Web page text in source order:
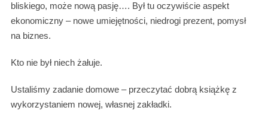
bliskiego, może nową pasję…. Był tu oczywiście aspekt
ekonomiczny – nowe umiejętności, niedrogi prezent, pomysł
na biznes.
Kto nie był niech żałuje.
Ustaliśmy zadanie domowe – przeczytać dobrą książkę z
wykorzystaniem nowej, własnej zakładki.